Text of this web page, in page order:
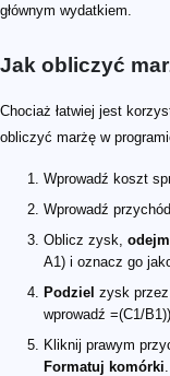
głównym wydatkiem.
Jak obliczyć
Chociaż łatwiej jest
obliczyć marżę w
Wprowadź koszt
Wprowadź
Oblicz zysk,
A1) i oznacz go
Podziel zysk
wprowadź =(C1/
Kliknij prawym
Formatuj komórki